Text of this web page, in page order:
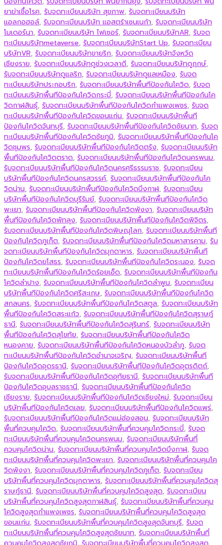
ยาฆ่าเชื้อโรค, รับจดทะเบียนบริษัท สุขภาพ, รับจดทะเบียนบริษัท
แอลกอฮอล์, รับจดทะเบียนบริษัท แอสตร้าเซนเนก้า, รับจดทะเบียนบริษัท
โมเดอร์นา, รับจดทะเบียนบริษัท ไฟเซอร์, รับจดทะเบียนบริษัทAR, รับจด
ทะเบียนบริษัทmetaverse, รับจดทะเบียนบริษัทStart Up, รับจดทะเบียน
บริษัทVR, รับจดทะเบียนบริษัทขายริก, รับจดทะเบียนบริษัทจังหวัด
เชียงราย, รับจดทะเบียนบริษัทดูช่วงเวลาดี, รับจดทะเบียนบริษัทดูฤกษ์,
รับจดทะเบียนบริษัทดูแลริก, รับจดทะเบียนบริษัทดูแลเหมือง, รับจด
ทะเบียนบริษัทประกอบริก, รับจดทะเบียนบริษัทพื้นทีป้องกันโควิด, รับจด
ทะเบียนบริษัทพื้นทีป้องกันโควิดกระบี่, รับจดทะเบียนบริษัทพื้นทีป้องกันโค
วิดกาฬสินธุ์, รับจดทะเบียนบริษัทพื้นทีป้องกันโควิดกำแพงเพชร, รับจด
ทะเบียนบริษัทพื้นทีป้องกันโควิดขอนแก่น, รับจดทะเบียนบริษัทพื้นที
ป้องกันโควิดจันทบุรี, รับจดทะเบียนบริษัทพื้นทีป้องกันโควิดชัยนาท, รับจด
ทะเบียนบริษัทพื้นทีป้องกันโควิดชัยภูมิ, รับจดทะเบียนบริษัทพื้นทีป้องกันโค
วิดชุมพร, รับจดทะเบียนบริษัทพื้นทีป้องกันโควิดตรัง, รับจดทะเบียนบริษัท
พื้นทีป้องกันโควิดตราด, รับจดทะเบียนบริษัทพื้นทีป้องกันโควิดนครพนม,
รับจดทะเบียนบริษัทพื้นทีป้องกันโควิดนครศรีธรรมราช, รับจดทะเบียน
บริษัทพื้นทีป้องกันโควิดนครสวรรค์, รับจดทะเบียนบริษัทพื้นทีป้องกันโค
วิดน่าน, รับจดทะเบียนบริษัทพื้นทีป้องกันโควิดบึงกาฬ, รับจดทะเบียน
บริษัทพื้นทีป้องกันโควิดบุรีรัมย์, รับจดทะเบียนบริษัทพื้นทีป้องกันโควิด
พะเยา, รับจดทะเบียนบริษัทพื้นทีป้องกันโควิดพังงา, รับจดทะเบียนบริษัท
พื้นทีป้องกันโควิดพัทลุง, รับจดทะเบียนบริษัทพื้นทีป้องกันโควิดพิจิตร,
รับจดทะเบียนบริษัทพื้นทีป้องกันโควิดพิษณุโลก, รับจดทะเบียนบริษัทพื้นที
ป้องกันโควิดภูเก็ต, รับจดทะเบียนบริษัทพื้นทีป้องกันโควิดมหาสารคาม, รับ
จดทะเบียนบริษัทพื้นทีป้องกันโควิดมุกดาหาร, รับจดทะเบียนบริษัทพื้นที
ป้องกันโควิดยโสธร, รับจดทะเบียนบริษัทพื้นทีป้องกันโควิดระนอง, รับจด
ทะเบียนบริษัทพื้นทีป้องกันโควิดร้อยเอ็ด, รับจดทะเบียนบริษัทพื้นทีป้องกัน
โควิดลำปาง, รับจดทะเบียนบริษัทพื้นทีป้องกันโควิดลำพูน, รับจดทะเบียน
บริษัทพื้นทีป้องกันโควิดศรีสะเกษ, รับจดทะเบียนบริษัทพื้นทีป้องกันโควิด
สกลนคร, รับจดทะเบียนบริษัทพื้นทีป้องกันโควิดสตูล, รับจดทะเบียนบริษัท
พื้นทีป้องกันโควิดสระแก้ว, รับจดทะเบียนบริษัทพื้นทีป้องกันโควิดสุราษฎ์
ธานี, รับจดทะเบียนบริษัทพื้นทีป้องกันโควิดสุรินทร์, รับจดทะเบียนบริษัท
พื้นทีป้องกันโควิดสุโขทัย, รับจดทะเบียนบริษัทพื้นทีป้องกันโควิด
หนองคาย, รับจดทะเบียนบริษัทพื้นทีป้องกันโควิดหนองบัวลำภู, รับจด
ทะเบียนบริษัทพื้นทีป้องกันโควิดอำนาจเจริญ, รับจดทะเบียนบริษัทพื้นที
ป้องกันโควิดอุดรธานี, รับจดทะเบียนบริษัทพื้นทีป้องกันโควิดอุตรดิตถ์,
รับจดทะเบียนบริษัทพื้นทีป้องกันโควิดอุทัยธานี, รับจดทะเบียนบริษัทพื้นที
ป้องกันโควิดอุบลราชธานี, รับจดทะเบียนบริษัทพื้นทีป้องกันโควิด
เชียงราย, รับจดทะเบียนบริษัทพื้นทีป้องกันโควิดเชียงใหม่, รับจดทะเบียน
บริษัทพื้นทีป้องกันโควิดเลย, รับจดทะเบียนบริษัทพื้นทีป้องกันโควิดแพร่,
รับจดทะเบียนบริษัทพื้นทีป้องกันโควิดแม่ฮ่องสอน, รับจดทะเบียนบริษัท
พื้นที่ควบคุมโควิด, รับจดทะเบียนบริษัทพื้นที่ควบคุมโควิดกระบี่, รับจด
ทะเบียนบริษัทพื้นที่ควบคุมโควิดนครพนม, รับจดทะเบียนบริษัทพื้นที่
ควบคุมโควิดน่าน, รับจดทะเบียนบริษัทพื้นที่ควบคุมโควิดบึงกาฬ, รับจด
ทะเบียนบริษัทพื้นที่ควบคุมโควิดพะเยา, รับจดทะเบียนบริษัทพื้นที่ควบคุมโค
วิดพังงา, รับจดทะเบียนบริษัทพื้นที่ควบคุมโควิดภูเก็ต, รับจดทะเบียน
บริษัทพื้นที่ควบคุมโควิดมุกดาหาร, รับจดทะเบียนบริษัทพื้นที่ควบคุมโควิดสุ
ราษฎ์ธานี, รับจดทะเบียนบริษัทพื้นที่ควบคุมโควิดสูงสุด, รับจดทะเบียน
บริษัทพื้นที่ควบคุมโควิดสูงสุดกาฬสินธุ์, รับจดทะเบียนบริษัทพื้นที่ควบคุม
โควิดสูงสุดกำแพงเพชร, รับจดทะเบียนบริษัทพื้นที่ควบคุมโควิดสูงสุด
ขอนแก่น, รับจดทะเบียนบริษัทพื้นที่ควบคุมโควิดสูงสุดจันทบุรี, รับจด
ทะเบียนบริษัทพื้นที่ควบคุมโควิดสูงสุดชัยนาท, รับจดทะเบียนบริษัทพื้นที่